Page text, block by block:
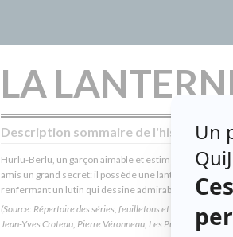
LA
Description sommaire de l'histoire
Hurlu-Berlu, un garçon aimable et estimé de tous,
amis un grand secret: il possède une lanterne magique
renfermant un lutin qui dessine admirablement bien.
(Source: Répertoire des séries, feuilletons et téléromans
Jean-Yves Croteau, Pierre Véronneau, Les Publications du